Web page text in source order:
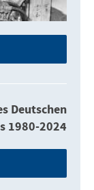
Deutschen
1980-2024